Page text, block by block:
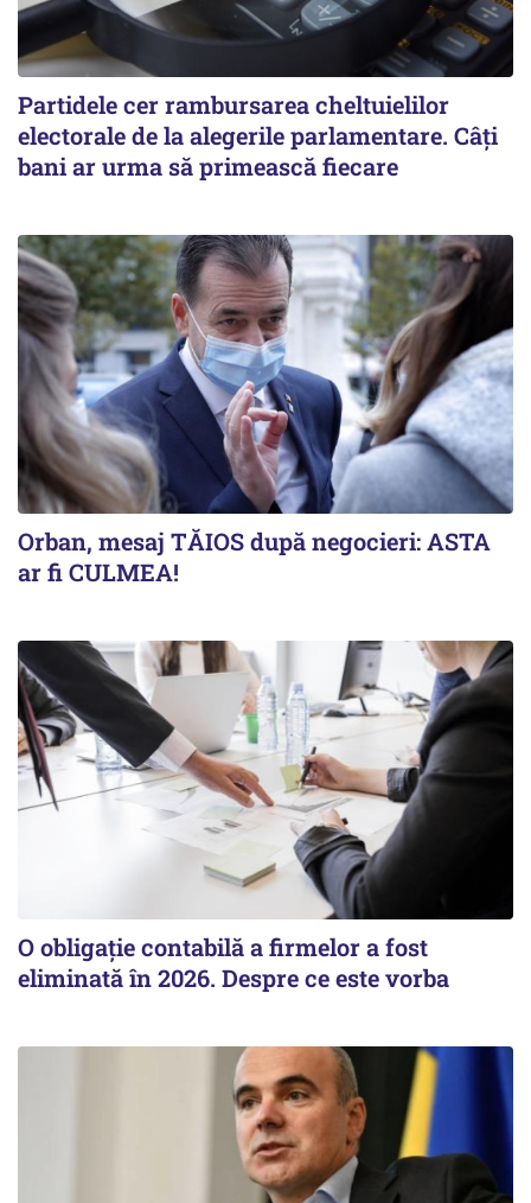
Partidele cer rambursarea cheltuielilor
electorale de la alegerile parlamentare. Câți
bani ar urma să primească fiecare
Orban, mesaj TĂIOS după negocieri: ASTA
ar fi CULMEA!
O obligație contabilă a firmelor a fost
eliminată în 2026. Despre ce este vorba